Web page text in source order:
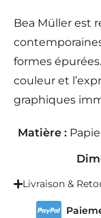
Bea Müller est
formes
couleur et
graphiques
Matière :
Livraison &